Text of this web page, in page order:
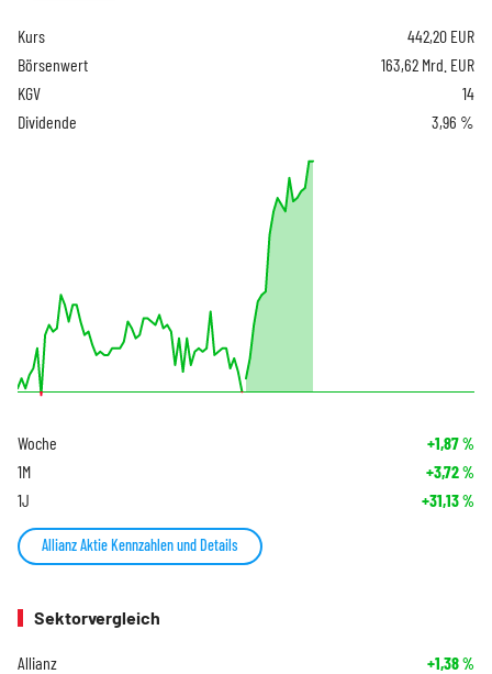
Kurs 442,20 EUR
Börsenwert
163,62 Mrd. EUR
KGV
14
Dividende
3,96 %
Woche +1,87%
1M +3,72%
1J +31,13%
Allianz Aktie Kennzahlen und Details
Sektorvergleich
Allianz +1,38%